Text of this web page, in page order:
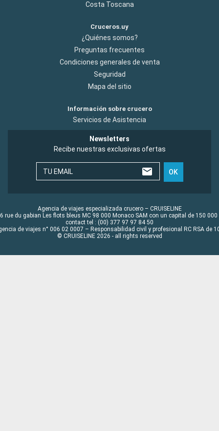
Costa Toscana
Cruceros.uy
¿Quiénes somos?
Preguntas frecuentes
Condiciones generales de venta
Seguridad
Mapa del sitio
Información sobre crucero
Servicios de Asistencia
Newsletters
Recibe nuestras exclusivas ofertas
TU EMAIL OK
Agencia de viajes especializada crucero – CRUISELINE
rue du gabian Les flots bleus MC 98 000 Monaco SAM con un capital de 150 000
contact tel : (00) 377 97 97 84 50
de viajes n° 006 02 0007 – Responsabilidad civil y profesional RC RSA de
© CRUISELINE 2026 - all rights reserved